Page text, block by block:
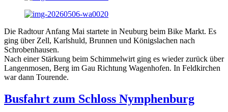
Die Radtour Anfang Mai startete in Neuburg beim Bike Markt. Es
ging über Zell, Karlshuld, Brunnen und Königslachen nach
Schrobenhausen.
Nach einer Stärkung beim Schimmelwirt ging es wieder zurück über
Langenmosen, Berg im Gau Richtung Wagenhofen. In Feldkirchen
war dann Tourende.
Busfahrt zum Schloss Nymphenburg